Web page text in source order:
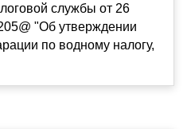
службы от 26
"Об утверждении
по водному налогу,